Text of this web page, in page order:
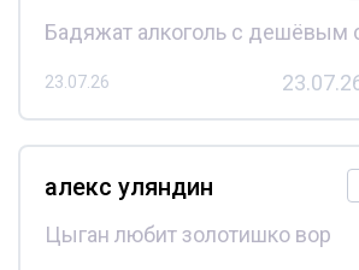
Бадяжат алкоголь с дешёвым
23.07.26
алекс уляндин
Цыган любит золотишко вор